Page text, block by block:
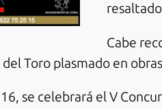
Cabe
Toro plasmado en
se celebrará el V